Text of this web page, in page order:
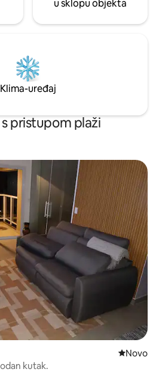
u sklopu objekta
Klima-uređaj
pristupom plaži
Novi
Novo
kutak.